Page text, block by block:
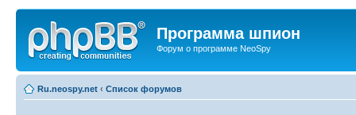
Программа шпион
Форум о программе NeoSpy
Ru.neospy.net ‹ Список форумов